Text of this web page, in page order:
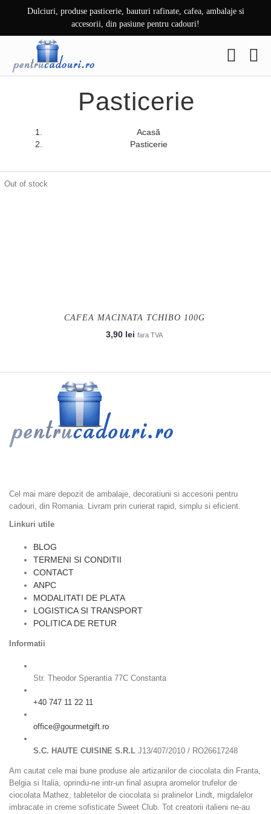
Dulciuri, produse pasticerie, bauturi rafinate, cafea, ambalaje si
accesorii, din pasiune pentru cadouri!
Pasticerie
Acasă
Pasticerie
Out of stock
CAFEA MACINATA TCHIBO 100G
3,90 lei fara TVA
Cel mai mare depozit de ambalaje, decoratiuni si accesorii pentru
cadouri, din Romania. Livram prin curierat rapid, simplu si eficient.
Linkuri utile
BLOG
TERMENI SI CONDITII
CONTACT
ANPC
MODALITATI DE PLATA
LOGISTICA SI TRANSPORT
POLITICA DE RETUR
Informatii
Str. Theodor Sperantia 77C Constanta
+40 747 11 22 11
office@gourmetgift.ro
S.C. HAUTE CUISINE S.R.L J13/407/2010 / RO26617248
Am cautat cele mai bune produse ale artizanilor de ciocolata din Franta,
Belgia si Italia, oprindu-ne intr-un final asupra aromelor trufelor de
ciocolata Mathez, tabletelor de ciocolata si pralinelor Lindt, migdalelor
imbracate in creme sofisticate Sweet Club. Tot creatorii italieni ne-au